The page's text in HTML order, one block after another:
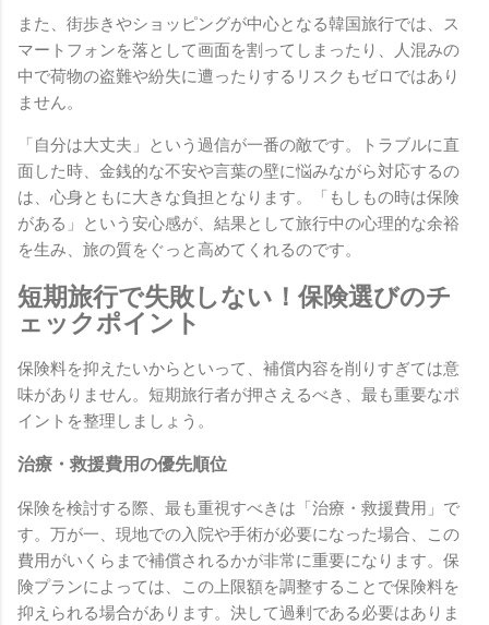
また、街歩きやショッピングが中心となる韓国旅行では、ス
マートフォンを落として画面を割ってしまったり、人混みの
中で荷物の盗難や紛失に遭ったりするリスクもゼロではあり
ません。
「自分は大丈夫」という過信が一番の敵です。トラブルに直
面した時、金銭的な不安や言葉の壁に悩みながら対応するの
は、心身ともに大きな負担となります。「もしもの時は保険
がある」という安心感が、結果として旅行中の心理的な余裕
を生み、旅の質をぐっと高めてくれるのです。
短期旅行で失敗しない！保険選びのチ
ェックポイント
保険料を抑えたいからといって、補償内容を削りすぎては意
味がありません。短期旅行者が押さえるべき、最も重要なポ
イントを整理しましょう。
治療・救援費用の優先順位
保険を検討する際、最も重視すべきは「治療・救援費用」で
す。万が一、現地での入院や手術が必要になった場合、この
費用がいくらまで補償されるかが非常に重要になります。保
険プランによっては、この上限額を調整することで保険料を
抑えられる場合があります。決して過剰である必要はありま